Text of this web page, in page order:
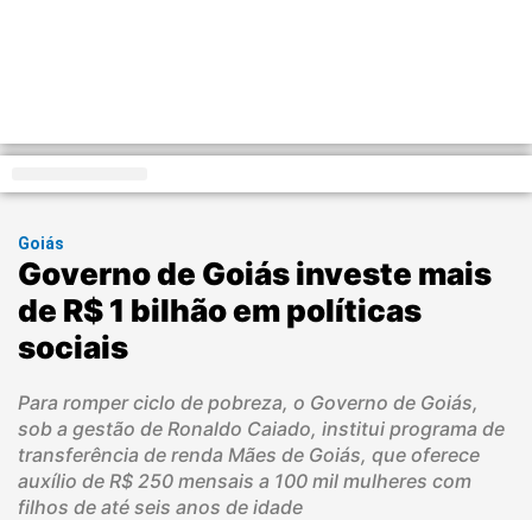
Goiás
Governo de Goiás investe mais
de R$ 1 bilhão em políticas
sociais
Para romper ciclo de pobreza, o Governo de Goiás,
sob a gestão de Ronaldo Caiado, institui programa de
transferência de renda Mães de Goiás, que oferece
auxílio de R$ 250 mensais a 100 mil mulheres com
filhos de até seis anos de idade